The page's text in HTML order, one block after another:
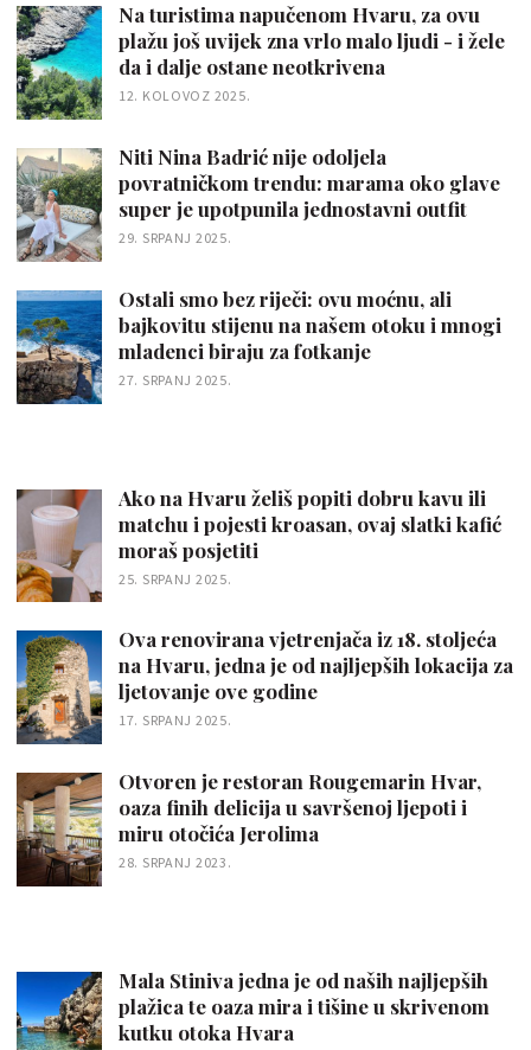
Na turistima napučenom Hvaru, za ovu
plažu još uvijek zna vrlo malo ljudi - i žele
da i dalje ostane neotkrivena
12. KOLOVOZ 2025.
Niti Nina Badrić nije odoljela
povratničkom trendu: marama oko glave
super je upotpunila jednostavni outfit
29. SRPANJ 2025.
Ostali smo bez riječi: ovu moćnu, ali
bajkovitu stijenu na našem otoku i mnogi
mladenci biraju za fotkanje
27. SRPANJ 2025.
Ako na Hvaru želiš popiti dobru kavu ili
matchu i pojesti kroasan, ovaj slatki kafić
moraš posjetiti
25. SRPANJ 2025.
Ova renovirana vjetrenjača iz 18. stoljeća
na Hvaru, jedna je od najljepših lokacija za
ljetovanje ove godine
17. SRPANJ 2025.
Otvoren je restoran Rougemarin Hvar,
oaza finih delicija u savršenoj ljepoti i
miru otočića Jerolima
28. SRPANJ 2023.
Mala Stiniva jedna je od naših najljepših
plažica te oaza mira i tišine u skrivenom
kutku otoka Hvara